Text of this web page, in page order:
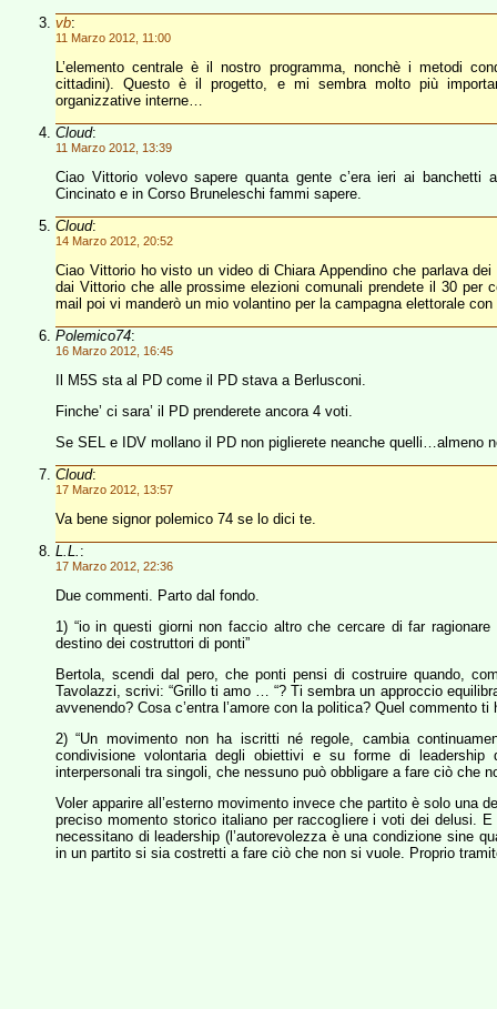
vb:
11 Marzo 2012, 11:00
L’elemento centrale è il nostro programma, nonchè i metodi
cittadini). Questo è il progetto, e mi sembra molto più
organizzative interne…
Cloud:
11 Marzo 2012, 13:39
Ciao Vittorio volevo sapere quanta gente c’era ieri ai
Cincinato e in Corso Bruneleschi fammi sapere.
Cloud:
14 Marzo 2012, 20:52
Ciao Vittorio ho visto un video di Chiara Appendino che parlava
dai Vittorio che alle prossime elezioni comunali prendete il 30
mail poi vi manderò un mio volantino per la campagna elettorale
Polemico74:
16 Marzo 2012, 16:45
Il M5S sta al PD come il PD stava a Berlusconi.
Finche’ ci sara’ il PD prenderete ancora 4 voti.
Se SEL e IDV mollano il PD non piglierete neanche quelli…almeno
Cloud:
17 Marzo 2012, 13:57
Va bene signor polemico 74 se lo dici te.
L.L. :
17 Marzo 2012, 22:36
Due commenti. Parto dal fondo.
1) “io in questi giorni non faccio altro che cercare di far
destino dei costruttori di ponti”
Bertola, scendi dal pero, che ponti pensi di costruire quando,
Tavolazzi, scrivi: “Grillo ti amo … “? Ti sembra un approccio
avvenendo? Cosa c’entra l’amore con la politica? Quel commento ti
2) “Un movimento non ha iscritti né regole, cambia
condivisione volontaria degli obiettivi e su forme di leadership
interpersonali tra singoli, che nessuno può obbligare a fare ciò che
Voler apparire all’esterno movimento invece che partito è solo una
preciso momento storico italiano per raccogliere i voti dei delusi.
necessitano di leadership (l’autorevolezza è una condizione sine
in un partito si sia costretti a fare ciò che non si vuole. Proprio